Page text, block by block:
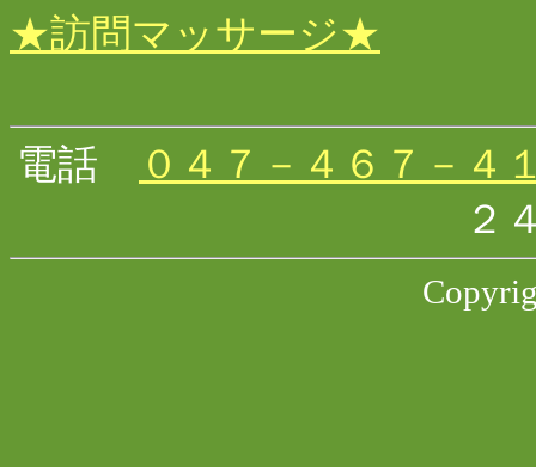
★訪問マッサージ★
電話
０４７－４６７－４
２